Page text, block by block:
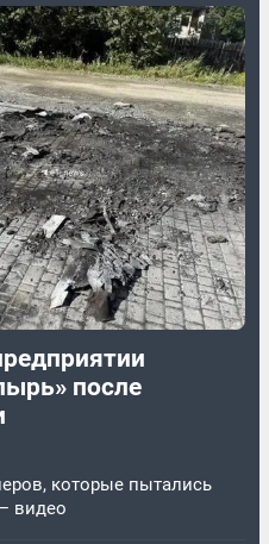
после
которые пытались
видео